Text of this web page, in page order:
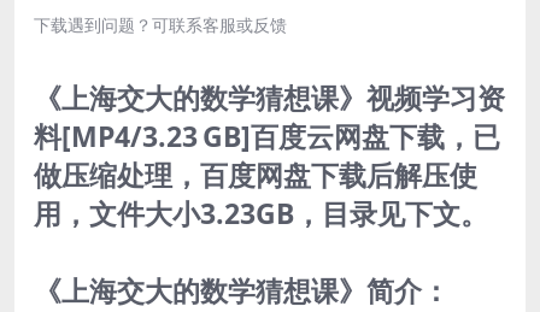
下载遇到问题？可联系客服或反馈
《上海交大的数学猜想课》视频学习资
料[MP4/3.23 GB]百度云网盘下载，已
做压缩处理，百度网盘下载后解压使
用，文件大小3.23GB，目录见下文。
《上海交大的数学猜想课》简介：